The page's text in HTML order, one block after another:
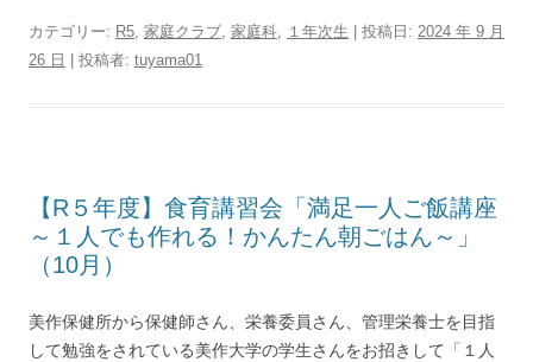
カテゴリー: R5, 家庭クラブ, 家庭科, １年次生 | 投稿日: 2024 年 9 月
26 日
投稿者: tuyama01
【R５年度】食育講習会「満足一人ご飯講座
～１人でも作れる！かんたん朝ごはん～」
（10月）
美作保健所から保健師さん、栄養委員さん、管理栄養士を目指
して勉強をされている美作大学の学生さんをお招きして「１人